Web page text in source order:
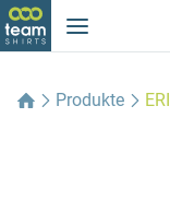
Produkte